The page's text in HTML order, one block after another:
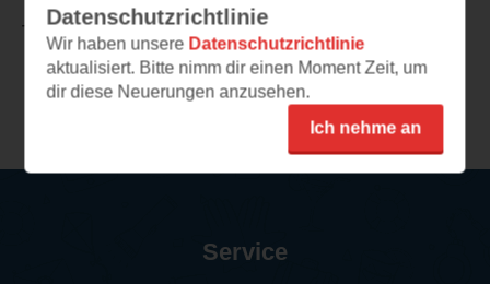
TEILEN
Weitere Rezensionen
Datenschutzrichtlinie
Wir haben unsere Datenschutzrichtlinie
aktualisiert. Bitte nimm dir einen Moment Zeit, um
dir diese Neuerungen anzusehen.
Ich nehme an
Service